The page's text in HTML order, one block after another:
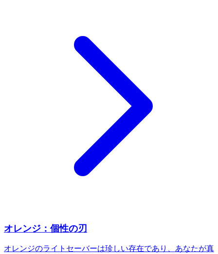
オレンジ：個性の刃
オレンジのライトセーバーは珍しい存在であり、あなたが真